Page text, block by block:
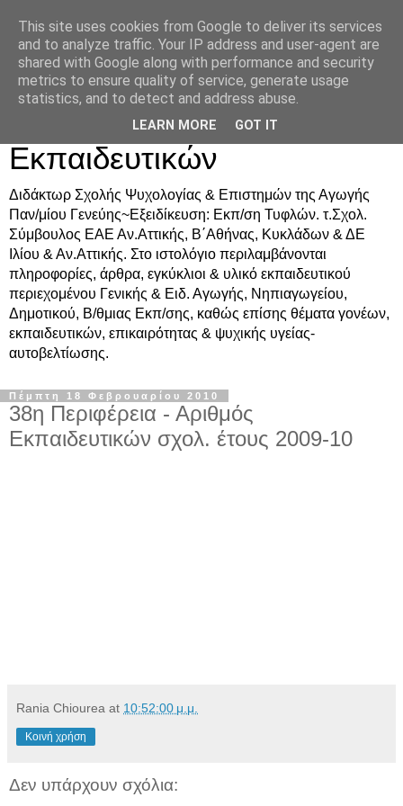
Δρ. Ράνια Χιουρέα-
Συμβουλευτική &
Υποστήριξη Γονέων &
Εκπαιδευτικών
Διδάκτωρ Σχολής Ψυχολογίας & Επιστημών της Αγωγής
Παν/μίου Γενεύης~Εξειδίκευση: Εκπ/ση Τυφλών. τ.Σχολ.
Σύμβουλος ΕΑΕ Αν.Αττικής, Β΄Αθήνας, Κυκλάδων & ΔΕ
Ιλίου & Αν.Αττικής. Στο ιστολόγιο περιλαμβάνονται
πληροφορίες, άρθρα, εγκύκλιοι & υλικό εκπαιδευτικού
περιεχομένου Γενικής & Ειδ. Αγωγής, Νηπιαγωγείου,
Δημοτικού, Β/θμιας Εκπ/σης, καθώς επίσης θέματα γονέων,
εκπαιδευτικών, επικαιρότητας & ψυχικής υγείας-
αυτοβελτίωσης.
Πέμπτη 18 Φεβρουαρίου 2010
38η Περιφέρεια - Αριθμός
Εκπαιδευτικών σχολ. έτους 2009-10
Rania Chiourea at 10:52:00 μ.μ.
Κοινή χρήση
Δεν υπάρχουν σχόλια:
This site uses cookies from Google to deliver its services
and to analyze traffic. Your IP address and user-agent are
shared with Google along with performance and security
metrics to ensure quality of service, generate usage
statistics, and to detect and address abuse.
LEARN MORE GOT IT